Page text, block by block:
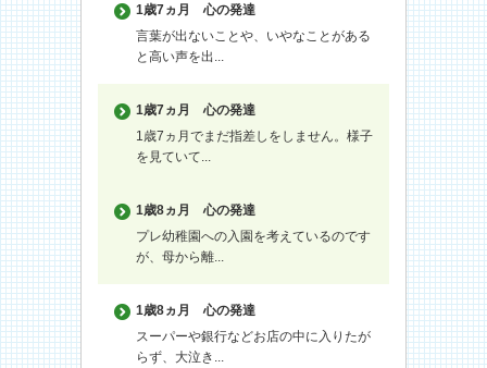
1歳7ヵ月
心の発達
言葉が出ないことや、いやなことがある
と高い声を出...
1歳7ヵ月
心の発達
1歳7ヵ月でまだ指差しをしません。様子
を見ていて...
1歳8ヵ月
心の発達
プレ幼稚園への入園を考えているのです
が、母から離...
1歳8ヵ月
心の発達
スーパーや銀行などお店の中に入りたが
らず、大泣き...